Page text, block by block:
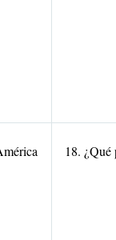
18. ¿Qué